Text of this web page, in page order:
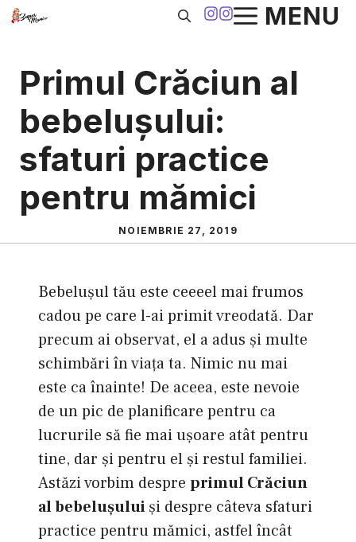
Sari
MENU
Primul Crăciun al
bebeluşului:
sfaturi practice
pentru mămici
NOIEMBRIE 27, 2019
Bebeluşul tău este ceeeel mai frumos
cadou pe care l-ai primit vreodată. Dar
precum ai observat, el a adus şi multe
schimbări în viaţa ta. Nimic nu mai
este ca înainte! De aceea, este nevoie
de un pic de planificare pentru ca
lucrurile să fie mai uşoare atât pentru
tine, dar şi pentru el şi restul familiei.
Astăzi vorbim despre primul Crăciun
al bebeluşuluişi despre câteva sfaturi
practice pentru mămici, astfel încât